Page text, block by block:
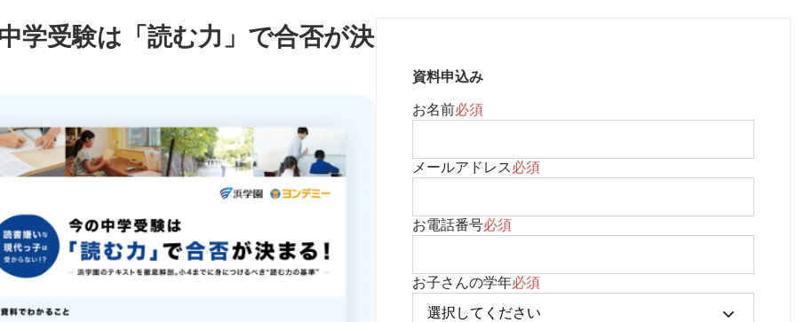
学受験は「読む力」で合否が決
資料申込み
お名前必須
メールアドレス必須
お電話番号必須
お子さんの学年必須